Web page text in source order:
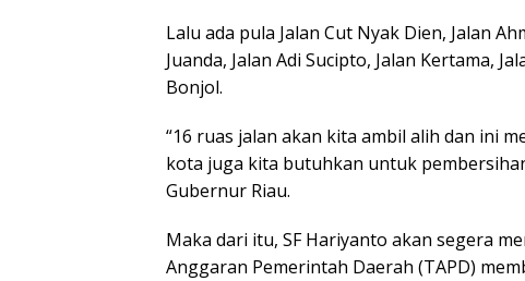
Lalu ada pula Jalan Cut Nyak Dien, Jalan
Juanda, Jalan Adi Sucipto, Jalan Kertama,
Bonjol.
“16 ruas jalan akan kita ambil alih dan ini
kota juga kita butuhkan untuk
Gubernur Riau.
Maka dari itu, SF Hariyanto akan segera
Anggaran Pemerintah Daerah (TAPD)